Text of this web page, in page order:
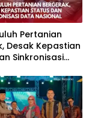
Pertanian
Desak Kepastian
Sinkronisasi